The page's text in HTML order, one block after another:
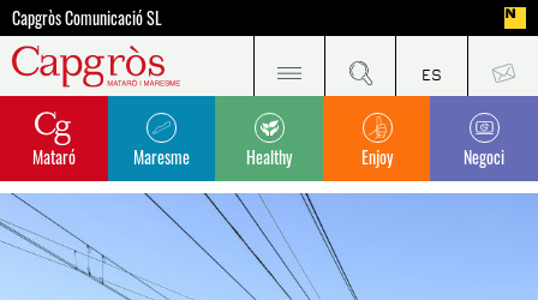
Capgròs Comunicació SL
Mataró Maresme Healthy Enjoy Negoci